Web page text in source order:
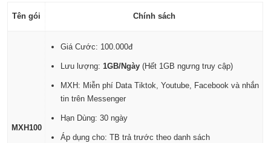
Tên gói Chính sách
MXH100
Giá Cước: 100.000đ
Lưu lượng:1GB/Ngày (Hết 1GB ngưng truy cập)
MXH: Miễn phí Data Tiktok, Youtube, Facebook và nhắn
tin trên Messenger
Hạn Dùng: 30 ngày
Áp dụng cho: TB trả trước theo danh sách